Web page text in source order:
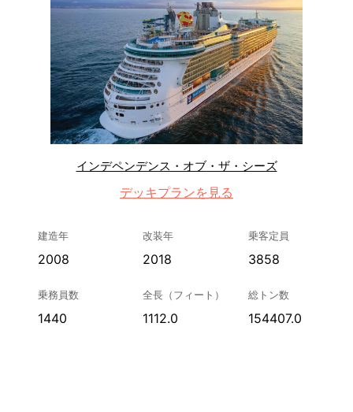
インデペンデンス・オブ・ザ・シーズ
デッキプランを見る
建造年
2008
改装年
2018
乗客定員
3858
乗務員数
1440
全長（フィート）
1112.0
総トン数
154407.0